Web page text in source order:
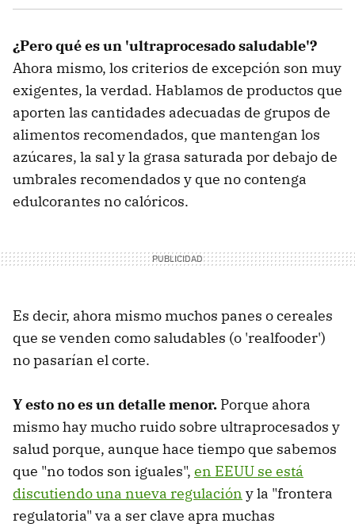
¿Pero qué es un 'ultraprocesado saludable'?
Ahora mismo, los criterios de excepción son muy
exigentes, la verdad. Hablamos de productos que
aporten las cantidades adecuadas de grupos de
alimentos recomendados, que mantengan los
azúcares, la sal y la grasa saturada por debajo de
umbrales recomendados y que no contenga
edulcorantes no calóricos.
Es decir, ahora mismo muchos panes o cereales
que se venden como saludables (o 'realfooder')
no pasarían el corte.
Y esto no es un detalle menor. Porque ahora
mismo hay mucho ruido sobre ultraprocesados y
salud porque, aunque hace tiempo que sabemos
que "no todos son iguales", en EEUU se está
discutiendo una nueva regulación y la "frontera
regulatoria" va a ser clave apra muchas